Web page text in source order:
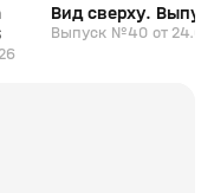
Вид сверху.
Выпуск №40 от